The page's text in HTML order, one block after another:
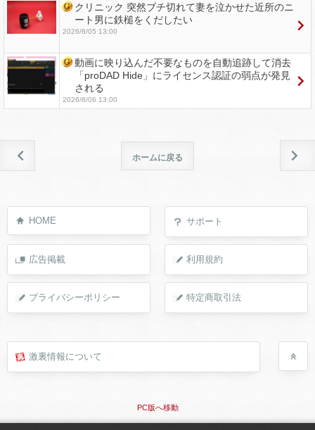
クリニック 突然ブチ切れて妻を泣かせた近所のニ
ート男に鉄槌をくだしたい
2026/8/05 13:00
動画に映り込んだ不要なものを自動追跡して消去
「proDAD Hide」にライセンス認証の弱点が発見
される
2026/8/06 13:00
ホームに戻る
HOME サポート
広告掲載 利用規約
プライバシーポリシー 特定商取引法
激裏情報について
PC版へ移動